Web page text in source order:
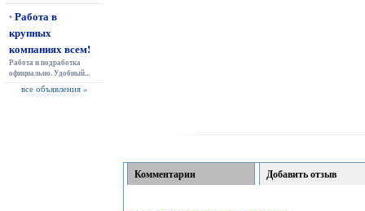
•Работа в
крупных
компаниях всем!
Работа и подработка
официально. Удобный...
все объявления »
Комментарии Добавить отзыв